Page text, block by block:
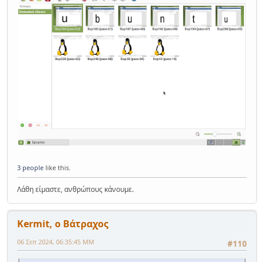
3 people like this.
Λάθη είμαστε, ανθρώπους κάνουμε.
Kermit, ο Βάτραχος
#110
06 Σεπ 2024, 06:35:45 ΜΜ